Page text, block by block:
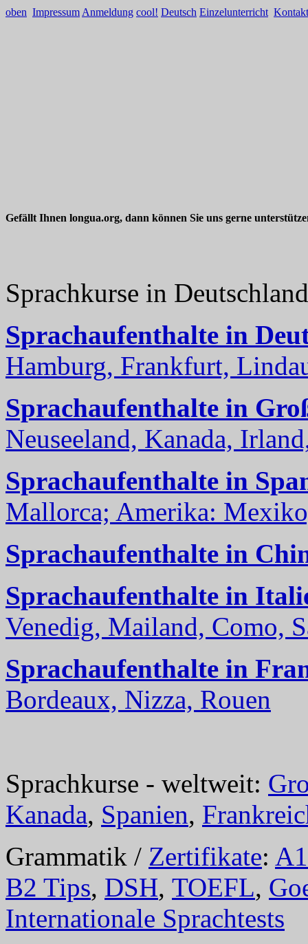
oben Impressum Anmeldung cool! Deutsch Einzelunterricht Kontakt
Gefällt Ihnen longua.org, dann können Sie uns gerne
Sprachkurse in
Sprachaufenthalte in
Hamburg, Frankfurt,
Sprachaufenthalte in
Neuseeland, Kanada,
Sprachaufenthalte in
Mallorca; Amerika:
Sprachaufenthalte in
Sprachaufenthalte in
Venedig, Mailand, Como,
Sprachaufenthalte in
Bordeaux, Nizza, Rouen
Sprachkurse - weltweit:
Kanada, Spanien,
Grammatik / Zertifikate: A1
B2 Tips, DSH, TOEFL,
Internationale Sprachtests